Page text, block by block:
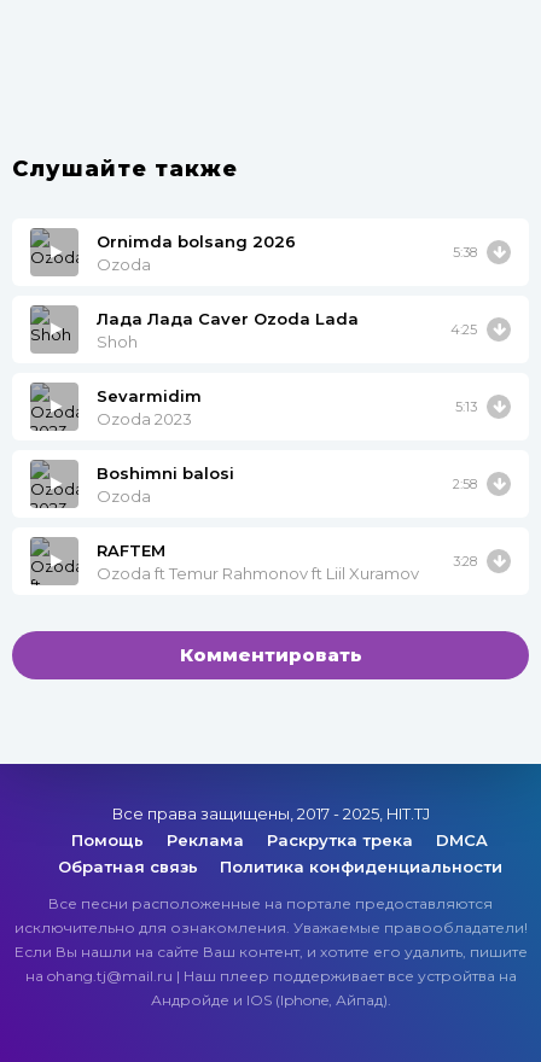
Слушайте также
Ornimda bolsang 2026
Ozoda
5:38
Лада Лада Caver Ozoda Lada
Shoh
4:25
Sevarmidim
Ozoda 2023
5:13
Boshimni balosi
Ozoda
2:58
RAFTEM
Ozoda ft Temur Rahmonov ft Liil Xuramov
3:28
Комментировать
Все права защищены, 2017 - 2025, HIT.TJ
Помощь
Реклама Раскрутка трека
DMCA
Обратная связь
Политика конфиденциальности
Все песни расположенные на портале предоставляются
исключительно для ознакомления. Уважаемые правообладатели!
Если Вы нашли на сайте Ваш контент, и хотите его удалить, пишите
на ohang.tj@mail.ru | Наш плеер поддерживает все устройтва на
Андройде и IOS (Iphone, Айпад).